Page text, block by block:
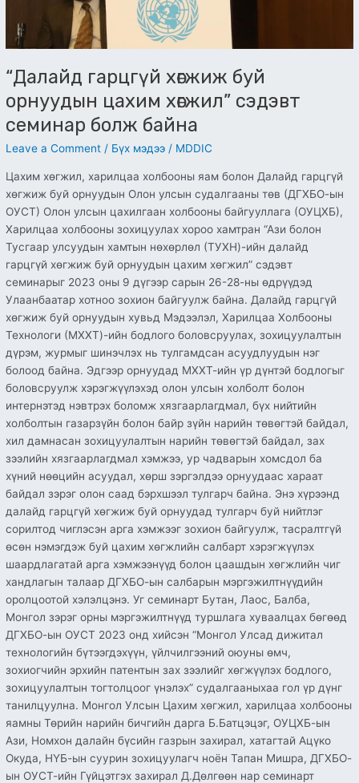
“Далайд гарцгүй хөгжиж буй
орнуудын цахим хөгжил” сэдэвт
семинар болж байна
Leave a Comment / Бүх мэдээ / MDDIC
Цахим хөгжил, харилцаа холбооны яам болон Далайд гарцгүй
хөгжиж буй орнуудын Олон улсын судалгааны төв (ДГХБО-ын
ОУСТ) Олон улсын цахилгаан холбооны байгууллага (ОУЦХБ),
Харилцаа холбооны зохицуулах хороо хамтран “Ази болон
Тусгаар улсуудын хамтын нөхөрлөл (ТУХН)-ийн далайд
гарцгүй хөгжиж буй орнуудын цахим хөгжил” сэдэвт
семинарыг 2023 оны 9 дүгээр сарын 26-28-ны өдрүүдэд
Улаанбаатар хотноо зохион байгуулж байна. Далайд гарцгүй
хөгжиж буй орнуудын хувьд Мэдээлэл, Харилцаа Холбооны
Технологи (МХХТ)-ийн бодлого боловсруулах, зохицуулалтын
дүрэм, журмыг шинэчлэх нь тулгамдсан асуудлуудын нэг
болоод байна. Эдгээр орнуудад МХХТ-ийн үр дүнтэй бодлогыг
боловсруулж хэрэгжүүлэхэд олон улсын холболт болон
интернэтэд нэвтрэх боломж хязгаарлагдмал, бүх нийтийн
холболтын газарзүйн болон байр зүйн нарийн төвөгтэй байдал,
хил дамнасан зохицуулалтын нарийн төвөгтэй байдал, зах
зээлийн хязгаарлагдмал хэмжээ, ур чадварын хомсдол ба
хүний нөөцийн асуудал, хөрш зэргэлдээ орнуудаас хараат
байдал зэрэг олон саад бэрхшээл тулгарч байна. Энэ хүрээнд
далайд гарцгүй хөгжиж буй орнуудад тулгарч буй нийтлэг
сорилтод чиглэсэн арга хэмжээг зохион байгуулж, тасралтгүй
өсөн нэмэгдэж буй цахим хөгжлийн салбарт хэрэгжүүлэх
шаардлагатай арга хэмжээнүүд болон цаашдын хөгжлийн чиг
хандлагын талаар ДГХБО-ын салбарын мэргэжилтнүүдийн
оролцоотой хэлэлцэнэ. Уг семинарт Бутан, Лаос, Балба,
Монгол зэрэг орны мэргэжилтнүүд туршлага хуваалцах бөгөөд
ДГХБО-ын ОУСТ 2023 онд хийсэн “Монгол Улсад дижитал
технологийн бүтээгдэхүүн, үйлчилгээний оюуны өмч,
зохиогчийн эрхийн патентын зах зээлийг хөгжүүлэх бодлого,
зохицуулалтын тогтолцоог үнэлэх” судалгааныхаа гол үр дүнг
танилцуулна. Монгол Улсын Цахим хөгжил, харилцаа холбооны
яамны Төрийн нарийн бичгийн дарга Б.Батцэцэг, ОУЦХБ-ын
Ази, Номхон далайн бүсийн газрын захирал, хатагтай Ацүко
Окуда, НҮБ-ын суурин зохицуулагч ноён Тапан Мишра, ДГХБО-
ын ОУСТ-ийн Гүйцэтгэх захирал Д.Дөлгөөн нар семинарт